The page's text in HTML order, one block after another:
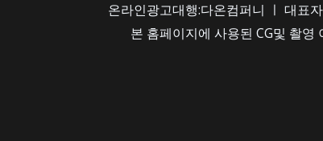
온라인광고대행:다온컴퍼니 ㅣ 대표
본 홈페이지에 사용된 CG및 촬